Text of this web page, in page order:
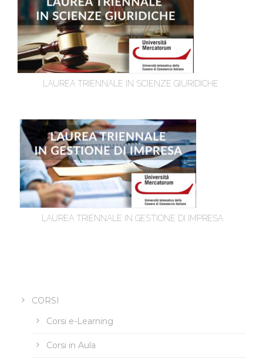
LAUREA TRIENNALE IN SCIENZE GIURIDICHE
LAUREA TRIENNALE IN GESTIONE DI IMPRESA
CORSI
Corsi e-Learning
Corsi in Aula